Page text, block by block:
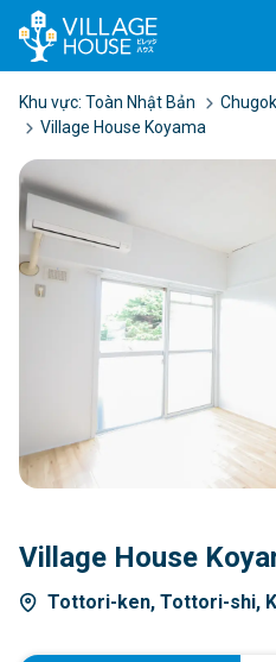
Khu vực: Toàn Nhật Bản
Village House Koyama
Village House
Tottori-ken, Tottori-shi,